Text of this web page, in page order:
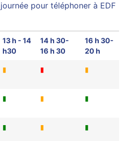
pour téléphoner à EDF
13 h - 14
h30
14 h 30-
16 h 30
16 h 30-
20 h
▮ ▮ ▮
▮ ▮ ▮
▮ ▮ ▮